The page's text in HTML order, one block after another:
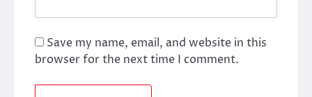
Save my name, email, and website in this
browser for the next time I comment.